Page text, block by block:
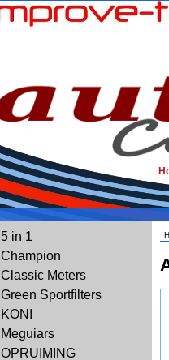
5 in 1
Champion
Classic Meters
Green Sportfilters
KONI
Meguiars
OPRUIMING